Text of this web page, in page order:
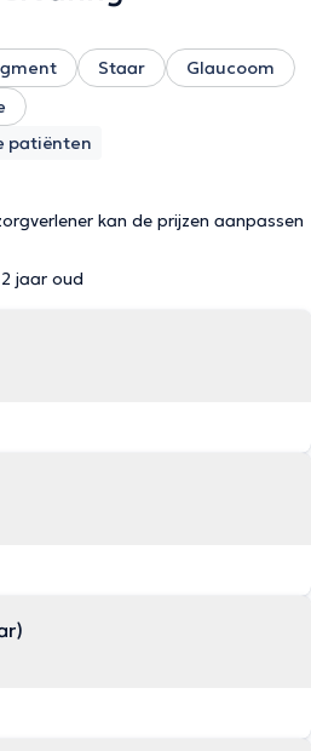
Staar
Glaucoom
patiënten
kan de prijzen aanpassen
jaar oud